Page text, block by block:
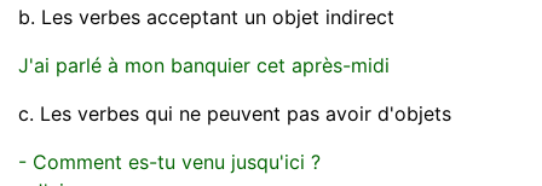
b. Les verbes acceptant un objet indirect
J'ai parlé à mon banquier cet après-midi
c. Les verbes qui ne peuvent pas avoir d'objets
- Comment es-tu venu jusqu'ici ?